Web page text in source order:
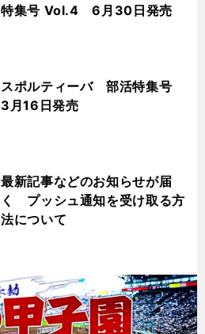
特集号 Vol.4 6月30日発売
スポルティーバ 部活特集号
3月16日発売
最新記事などのお知らせが届
く プッシュ通知を受け取る方
法について